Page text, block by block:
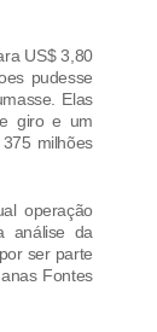
US$ 3,80
pudesse
Elas
giro e um
milhões
operação
análise da
ser parte
Fontes